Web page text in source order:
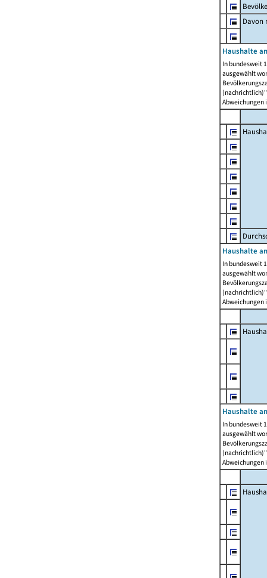
Davon
Haushalte
In bundesweit
ausgewählt
Abweichungen
Haushalte
In bundesweit
ausgewählt
Abweichungen
Haushalte
In bundesweit
ausgewählt
Abweichungen